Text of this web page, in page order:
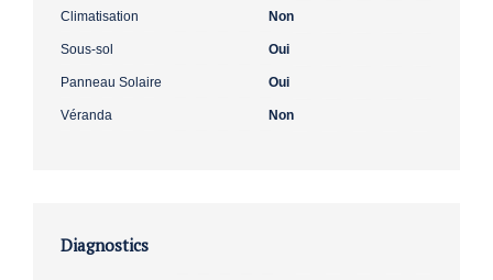
Climatisation Non
Sous-sol Oui
Panneau Solaire Oui
Véranda Non
Diagnostics